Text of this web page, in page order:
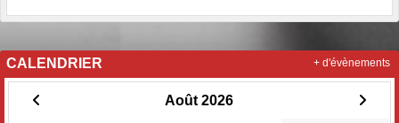
CALENDRIER
Août 2026
+ d'évènements